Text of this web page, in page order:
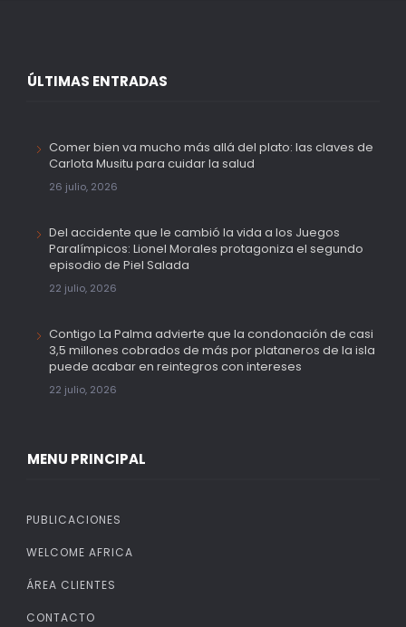
ÚLTIMAS ENTRADAS
Comer bien va mucho más allá del plato: las claves de
Carlota Musitu para cuidar la salud
26 julio, 2026
Del accidente que le cambió la vida a los Juegos
Paralímpicos: Lionel Morales protagoniza el segundo
episodio de Piel Salada
22 julio, 2026
Contigo La Palma advierte que la condonación de casi
3,5 millones cobrados de más por plataneros de la isla
puede acabar en reintegros con intereses
22 julio, 2026
MENU PRINCIPAL
PUBLICACIONES
WELCOME AFRICA
ÁREA CLIENTES
CONTACTO